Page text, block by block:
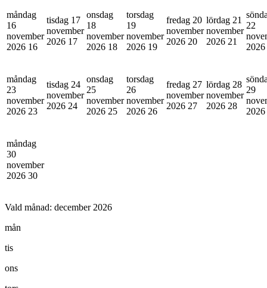
måndag
16
november
2026 16
tisdag 17
november
2026 17
onsdag
18
november
2026 18
torsdag
19
november
2026 19
fredag 20
november
2026 20
lördag 21
november
2026 21
22
2026
måndag
23
november
2026 23
tisdag 24
november
2026 24
onsdag
25
november
2026 25
torsdag
26
november
2026 26
fredag 27
november
2026 27
lördag 28
november
2026 28
29
2026
måndag
30
november
2026 30
Vald månad: december 2026
mån
tis
ons